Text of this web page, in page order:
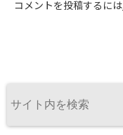
コメントを投稿するには